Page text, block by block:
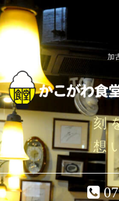
加
刻
想